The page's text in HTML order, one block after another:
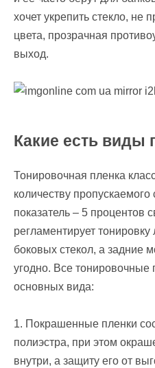
хочет укрепить стекло, не
цвета, прозрачная
выход.
Какие есть виды
Тонировочная пленка
количеству
показатель – 5 процентов
регламентирует
боковых стекол, а задние
угодно. Все тонировочные
основных вида:
1. Покрашенные пленки
полиэстра, при этом
внутри, а защиту его от